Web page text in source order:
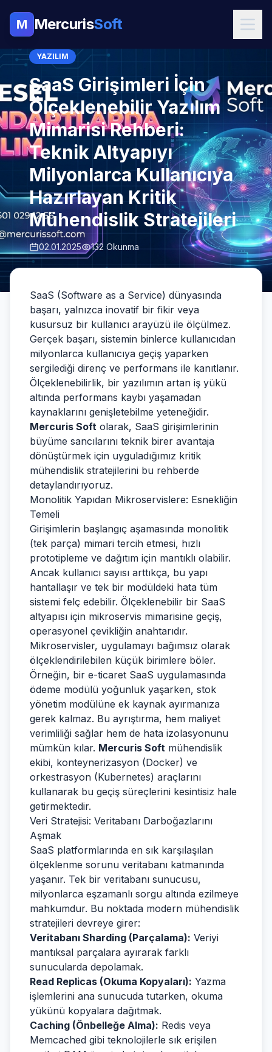
M MercurisSoft
YAZILIM
SaaS Girişimleri İçin
Ölçeklenebilir Yazılım
Mimarisi Rehberi:
Teknik Altyapıyı
Milyonlarca Kullanıcıya
Hazırlayan Kritik
Mühendislik Stratejileri
02.01.2025 132 Okunma
SaaS (Software as a Service) dünyasında
başarı, yalnızca inovatif bir fikir veya
kusursuz bir kullanıcı arayüzü ile ölçülmez.
Gerçek başarı, sistemin binlerce kullanıcıdan
milyonlarca kullanıcıya geçiş yaparken
sergilediği direnç ve performans ile kanıtlanır.
Ölçeklenebilirlik, bir yazılımın artan iş yükü
altında performans kaybı yaşamadan
kaynaklarını genişletebilme yeteneğidir.
Mercuris Soft olarak, SaaS girişimlerinin
büyüme sancılarını teknik birer avantaja
dönüştürmek için uyguladığımız kritik
mühendislik stratejilerini bu rehberde
detaylandırıyoruz.
Monolitik Yapıdan Mikroservislere: Esnekliğin
Temeli
Girişimlerin başlangıç aşamasında monolitik
(tek parça) mimari tercih etmesi, hızlı
prototipleme ve dağıtım için mantıklı olabilir.
Ancak kullanıcı sayısı arttıkça, bu yapı
hantallaşır ve tek bir modüldeki hata tüm
sistemi felç edebilir. Ölçeklenebilir bir SaaS
altyapısı için mikroservis mimarisine geçiş,
operasyonel çevikliğin anahtarıdır.
Mikroservisler, uygulamayı bağımsız olarak
ölçeklendirilebilen küçük birimlere böler.
Örneğin, bir e-ticaret SaaS uygulamasında
ödeme modülü yoğunluk yaşarken, stok
yönetim modülüne ek kaynak ayırmanıza
gerek kalmaz. Bu ayrıştırma, hem maliyet
verimliliği sağlar hem de hata izolasyonunu
mümkün kılar. Mercuris Soft mühendislik
ekibi, konteynerizasyon (Docker) ve
orkestrasyon (Kubernetes) araçlarını
kullanarak bu geçiş süreçlerini kesintisiz hale
getirmektedir.
Veri Stratejisi: Veritabanı Darboğazlarını
Aşmak
SaaS platformlarında en sık karşılaşılan
ölçeklenme sorunu veritabanı katmanında
yaşanır. Tek bir veritabanı sunucusu,
milyonlarca eşzamanlı sorgu altında ezilmeye
mahkumdur. Bu noktada modern mühendislik
stratejileri devreye girer:
Veritabanı Sharding (Parçalama): Veriyi
mantıksal parçalara ayırarak farklı
sunucularda depolamak.
Read Replicas (Okuma Kopyaları): Yazma
işlemlerini ana sunucuda tutarken, okuma
yükünü kopyalara dağıtmak.
Caching (Önbelleğe Alma): Redis veya
Memcached gibi teknolojilerle sık erişilen